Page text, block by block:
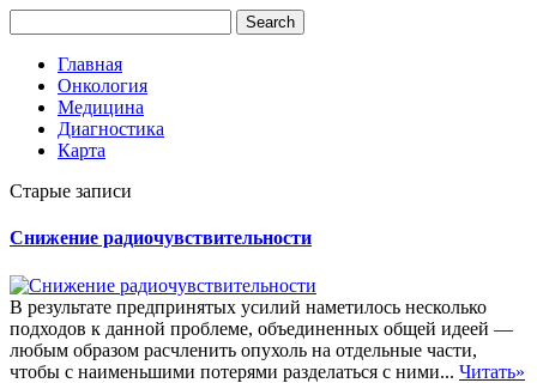
Главная
Онкология
Медицина
Диагностика
Карта
Старые записи
Снижение радиочувствительности
В результате предпринятых усилий наметилось несколько
подходов к данной проблеме, объединенных общей идеей —
любым образом расчленить опухоль на отдельные части,
чтобы с наименьшими потерями разделаться с ними... Читать»